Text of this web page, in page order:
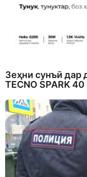
Зеҳни сунъӣ дар
TECNO SPARK